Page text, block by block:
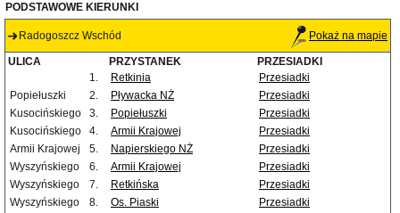
PODSTAWOWE KIERUNKI
Radogoszcz Wschód Pokaż na mapie
ULICA PRZYSTANEK
PRZESIADKI
1.
Retkinia
Przesiadki
Popiełuszki
2. Pływacka NŻ
Przesiadki
Kusocińskiego
3. Popiełuszki
Przesiadki
Kusocińskiego
4. Armii Krajowej
Przesiadki
Armii Krajowej
5. Napierskiego NŻ
Przesiadki
Wyszyńskiego
6. Armii Krajowej
Przesiadki
Wyszyńskiego
7. Retkińska
Przesiadki
Wyszyńskiego
8. Os. Piaski
Przesiadki